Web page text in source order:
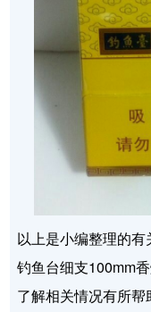
以上是小编整理的
钓鱼台细支100mm
了解相关情况有所